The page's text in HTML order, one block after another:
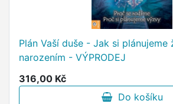
Plán Vaší duše - Jak si
narozením - VÝPRODEJ
316,00 Kč
Do košíku